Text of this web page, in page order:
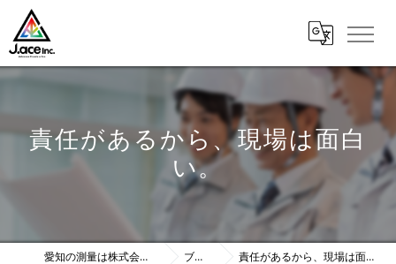
責任があるから、現場は面白
い。
愛知の測量は株式会社J.ace ブログ 責任があるから、現場は面白い。